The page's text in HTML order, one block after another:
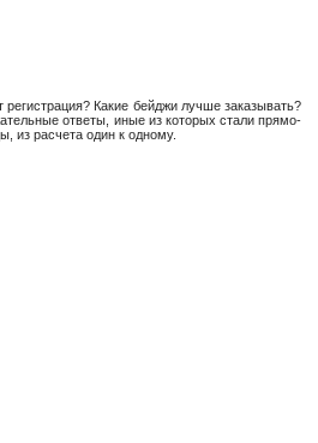
Какие бейджи лучше заказывать?
ответы, иные из которых стали прямо-
из расчета один к одному.